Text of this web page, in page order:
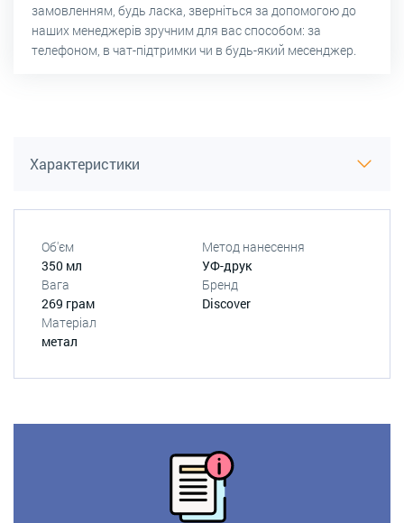
замовленням, будь ласка, зверніться за допомогою до
наших менеджерів зручним для вас способом: за
телефоном, в чат-підтримки чи в будь-який месенджер.
Характеристики
Об'єм
350 мл
Метод нанесення
УФ-друк
Вага
269 грам
Бренд
Discover
Матеріал
метал